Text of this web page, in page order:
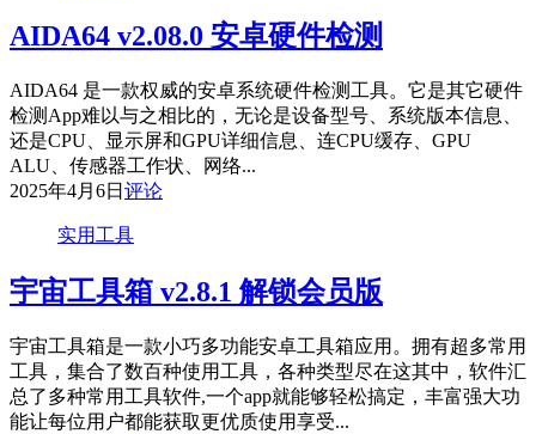
AIDA64 v2.08.0 安卓硬件检测
AIDA64 是一款权威的安卓系统硬件检测工具。它是其它硬件
检测App难以与之相比的，无论是设备型号、系统版本信息、
还是CPU、显示屏和GPU详细信息、连CPU缓存、GPU
ALU、传感器工作状、网络...
2025年4月6日 评论
实用工具
宇宙工具箱 v2.8.1 解锁会员版
宇宙工具箱是一款小巧多功能安卓工具箱应用。拥有超多常用
工具，集合了数百种使用工具，各种类型尽在这其中，软件汇
总了多种常用工具软件,一个app就能够轻松搞定，丰富强大功
能让每位用户都能获取更优质使用享受...